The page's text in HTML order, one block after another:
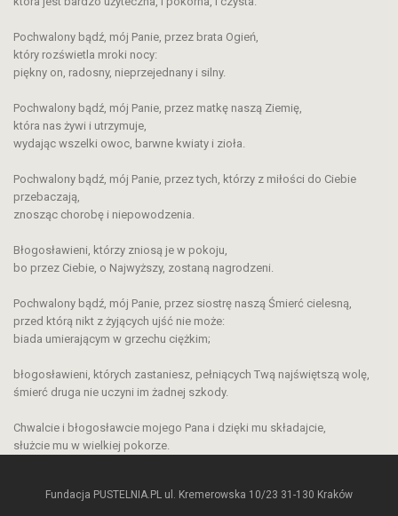
Pochwalony bądź, mój Panie, przez brata Ogień,
który rozświetla mroki nocy:
piękny on, radosny, nieprzejednany i silny.
Pochwalony bądź, mój Panie, przez matkę naszą Ziemię,
która nas żywi i utrzymuje,
wydając wszelki owoc, barwne kwiaty i zioła.
Pochwalony bądź, mój Panie, przez tych, którzy z miłości do Ciebie
przebaczają,
znosząc chorobę i niepowodzenia.
Błogosławieni, którzy zniosą je w pokoju,
bo przez Ciebie, o Najwyższy, zostaną nagrodzeni.
Pochwalony bądź, mój Panie, przez siostrę naszą Śmierć cielesną,
przed którą nikt z żyjących ujść nie może:
biada umierającym w grzechu ciężkim;
błogosławieni, których zastaniesz, pełniących Twą najświętszą wolę,
śmierć druga nie uczyni im żadnej szkody.
Chwalcie i błogosławcie mojego Pana i dzięki mu składajcie,
służcie mu w wielkiej pokorze.
Fundacja PUSTELNIA.PL ul. Kremerowska 10/23 31-130 Kraków